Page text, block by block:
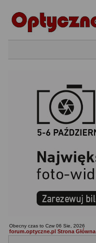
Obecny czas to Czw 06 Sie, 2026
forum.optyczne.pl Strona Główna